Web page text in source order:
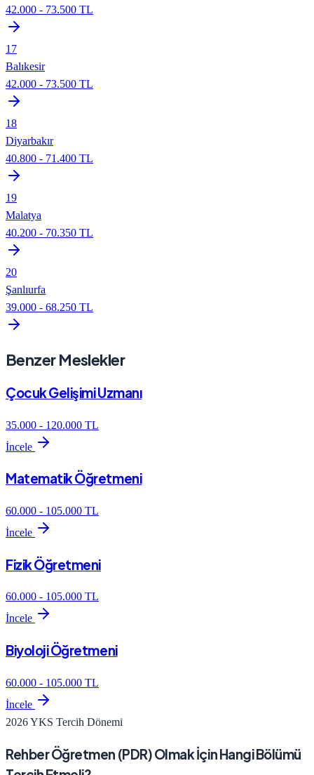
42.000 - 73.500 TL
17
Balıkesir
42.000 - 73.500 TL
18
Diyarbakır
40.800 - 71.400 TL
19
Malatya
40.200 - 70.350 TL
20
Şanlıurfa
39.000 - 68.250 TL
Benzer Meslekler
Çocuk Gelişimi Uzmanı
35.000 - 120.000 TL
İncele
Matematik Öğretmeni
60.000 - 105.000 TL
İncele
Fizik Öğretmeni
60.000 - 105.000 TL
İncele
Biyoloji Öğretmeni
60.000 - 105.000 TL
İncele
2026 YKS Tercih Dönemi
Rehber Öğretmen (PDR)Olmak İçin Hangi Bölümü